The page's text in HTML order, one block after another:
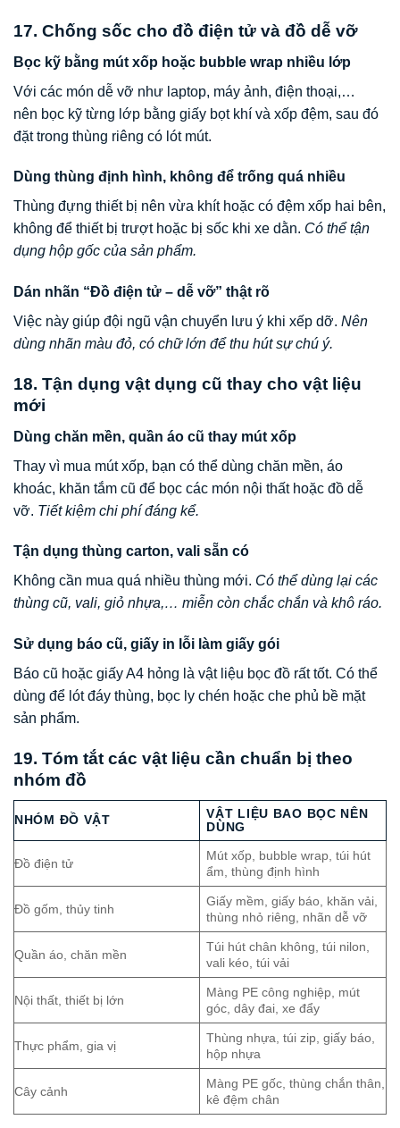
17. Chống sốc cho đồ điện tử và đồ dễ vỡ
Bọc kỹ bằng mút xốp hoặc bubble wrap nhiều lớp
Với các món dễ vỡ như laptop, máy ảnh, điện thoại,…
nên bọc kỹ từng lớp bằng giấy bọt khí và xốp đệm, sau đó
đặt trong thùng riêng có lót mút.
Dùng thùng định hình, không để trống quá nhiều
Thùng đựng thiết bị nên vừa khít hoặc có đệm xốp hai bên,
không để thiết bị trượt hoặc bị sốc khi xe dằn. Có thể tận
dụng hộp gốc của sản phẩm.
Dán nhãn “Đồ điện tử – dễ vỡ” thật rõ
Việc này giúp đội ngũ vận chuyển lưu ý khi xếp dỡ. Nên
dùng nhãn màu đỏ, có chữ lớn để thu hút sự chú ý.
18. Tận dụng vật dụng cũ thay cho vật liệu
mới
Dùng chăn mền, quần áo cũ thay mút xốp
Thay vì mua mút xốp, bạn có thể dùng chăn mền, áo
khoác, khăn tắm cũ để bọc các món nội thất hoặc đồ dễ
vỡ. Tiết kiệm chi phí đáng kể.
Tận dụng thùng carton, vali sẵn có
Không cần mua quá nhiều thùng mới. Có thể dùng lại các
thùng cũ, vali, giỏ nhựa,… miễn còn chắc chắn và khô ráo.
Sử dụng báo cũ, giấy in lỗi làm giấy gói
Báo cũ hoặc giấy A4 hỏng là vật liệu bọc đồ rất tốt. Có thể
dùng để lót đáy thùng, bọc ly chén hoặc che phủ bề mặt
sản phẩm.
19. Tóm tắt các vật liệu cần chuẩn bị theo
nhóm đồ
NHÓM ĐỒ VẬT
VẬT LIỆU BAO BỌC NÊN
DÙNG
Đồ điện tử
Mút xốp, bubble wrap, túi hút
ẩm, thùng định hình
Đồ gốm, thủy tinh
Giấy mềm, giấy báo, khăn vải,
thùng nhỏ riêng, nhãn dễ vỡ
Quần áo, chăn mền
Túi hút chân không, túi nilon,
vali kéo, túi vải
Nội thất, thiết bị lớn
Màng PE công nghiệp, mút
góc, dây đai, xe đẩy
Thực phẩm, gia vị
Thùng nhựa, túi zip, giấy báo,
hộp nhựa
Cây cảnh
Màng PE gốc, thùng chắn thân,
kê đệm chân